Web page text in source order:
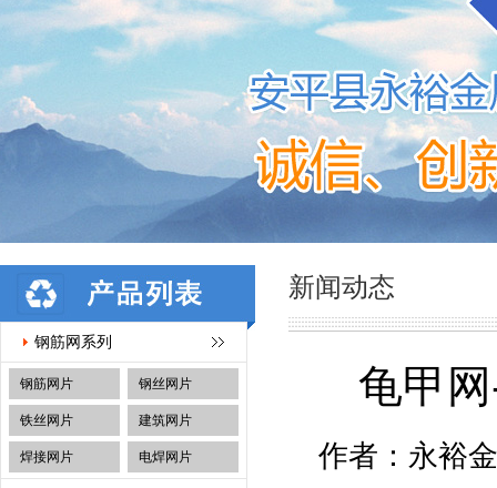
钢筋网系列
钢筋网片 钢丝网片
铁丝网片 建筑网片
焊接网片 电焊网片
新闻动态
龟甲
作者：永裕